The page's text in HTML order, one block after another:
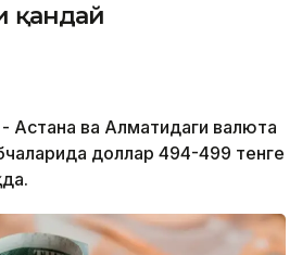
қандай
Астана ва Алматидаги валюта
доллар 494-499 тенге